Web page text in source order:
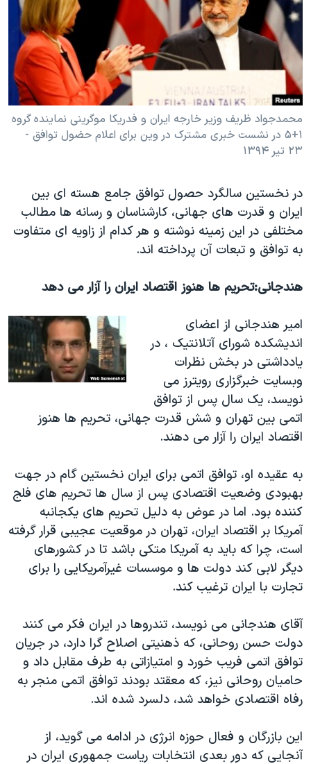
فرهنگ و زندگی
حقوق شهروندی
اقتصادی
علم و فناوری
اسرائیل در جنگ
گالری عکس
مستندها
انتخابات ریاست جمهوری آمریکا ۲۰۲۴
حمله جمهوری اسلامی به اسرائیل
ورزش زنان در ایران
اعتراضات زن، زندگی، آزادی
تریبونال مردمی آبان ۹۸
دادگاه حمید نوری
چهل سال گروگان‌گیری
اعتراضات مردمی آبان ۹۸
نرگس محمدی برنده جایزه نوبل صلح
همایش محافظه‌کاران آمریکا «سی‌پک»
صفحه‌های ویژه
سفر پرزیدنت ترامپ به چین
دنبال کنید
زبانهای مختلف
محمدجواد ظریف وزیر خارجه ایران و فدریکا موگرینی نماینده گروه
۱+۵ در نشست خبری مشترک در وین برای اعلام حضول توافق -
۲۳ تیر ۱۳۹۴
در نخستین سالگرد حصول توافق جامع هسته ای بین
ایران و قدرت های جهانی، کارشناسان و رسانه ها مطالب
مختلفی در این زمینه نوشته و هر کدام از زاویه ای متفاوت
به توافق و تبعات آن پرداخته اند.
هندجانی:‌تحریم ها هنوز اقتصاد ایران را آزار می دهد
امیر هندجانی از اعضای
اندیشکده شورای آتلانتیک ، در
یادداشتی در بخش نظرات
وبسایت خبرگزاری رویترز می
نویسد، یک سال پس از توافق
اتمی بین تهران و شش قدرت جهانی، تحریم ها هنوز
اقتصاد ایران را آزار می دهند.
به عقیده او، توافق اتمی برای ایران نخستین گام در جهت
بهبودی وضعیت اقتصادی پس از سال ها تحریم های فلج
کننده بود. اما در عوض به دلیل تحریم های یکجانبه
آمریکا بر اقتصاد ایران، تهران در موقعیت عجیبی قرار گرفته
است، چرا که باید به آمریکا متکی باشد تا در کشورهای
دیگر لابی کند دولت ها و موسسات غیرآمریکایی را برای
تجارت با ایران ترغیب کند.
آقای هندجانی می نویسد، تندروها در ایران فکر می کنند
دولت حسن روحانی، که ذهنیتی اصلاح گرا دارد، در جریان
توافق اتمی فریب خورد و امتیازاتی به طرف مقابل داد و
حامیان روحانی نیز، که معقتد بودند توافق اتمی منجر به
رفاه اقتصادی خواهد شد، دلسرد شده اند.
این بازرگان و فعال حوزه انرژی در ادامه می گوید، از
آنجایی که دور بعدی انتخابات ریاست جمهوری ایران در